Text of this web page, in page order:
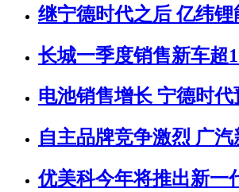
继宁德时代之后 亿纬锂
长城一季度销售新车超
电池销售增长 宁德时代
自主品牌竞争激烈 广
优美科今年将推出新一